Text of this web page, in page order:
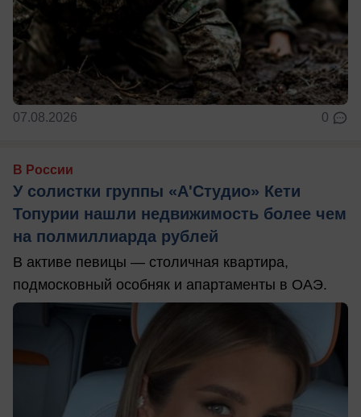
07.08.2026 0
В России
У солистки группы «А'Студио» Кети
Топурии нашли недвижимость более чем
на полмиллиарда рублей
В активе певицы — столичная квартира,
подмосковный особняк и апартаменты в ОАЭ.